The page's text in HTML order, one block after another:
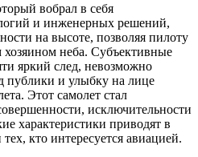
вобрал в себя
и инженерных решений,
на высоте, позволяя пилоту
хозяином неба. Субъективные
яркий след, невозможно
публики и улыбку на лице
Этот самолет стал
исключительности
характеристики приводят в
кто интересуется авиацией.